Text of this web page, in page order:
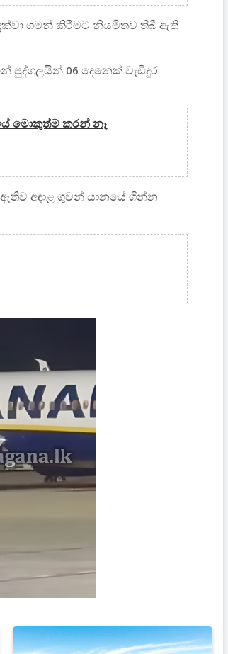
ගමන් කිරීමට නියමිතව තිබී ඇති
පුද්ගලයින් 06 දෙනෙක් වැඩිදුර
මොකුත්ම කරන් නෑ
අඳාළ ගුවන් යානයේ ගින්න